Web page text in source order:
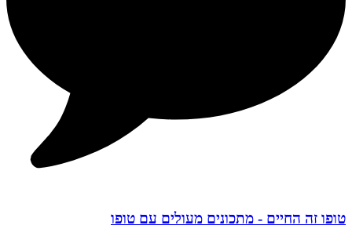
טופו זה החיים - מתכונים מעולים עם טופו